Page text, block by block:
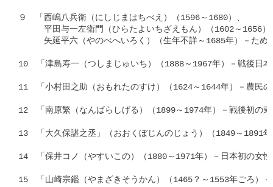
９　「西嶋八兵衛（にしじまはちべえ）（1596～1680）、
平田与一左衛門（ひらたよいちざえもん）（1602～1656
矢延平六（やのべへいろく）（生年不詳～1685年）－ため
10　「津島寿一（つしまじゅいち）（1888～1967年）－戦後日
11　「小村田之助（おもれたのすけ）（1624～1644年）－農民
12　「南原繁（なんばらしげる）（1899～1974年）－戦後初の
13　「大久保諶之丞」（おおくぼじんのじょう）（1849～1891
14　「保井コノ（やすいこの）（1880～1971年）－日本初の女
15　「山崎宗鑑（やまざきそうかん）（1465？～1553年ごろ）